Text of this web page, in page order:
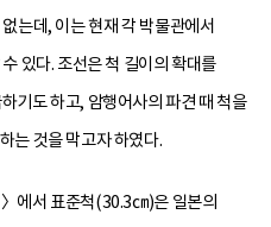
는데, 이는 현재 각 박물관에서
있다. 조선은 척 길이의 확대를
기도 하고, 암행어사의 파견 때 척을
는 것을 막고자 하였다.
에서 표준척(30.3㎝)은 일본의